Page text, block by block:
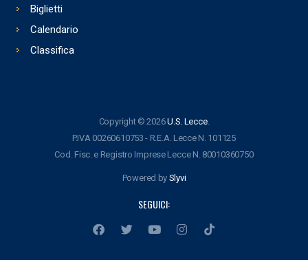
Biglietti
Calendario
Classifica
Copyright © 2026U.S. Lecce.
P.IVA 00260610753 - R.E.A. Lecce N. 101125
Cod. Fisc. e Registro Imprese Lecce N. 80010360750
Powered by Slyvi
SEGUICI: